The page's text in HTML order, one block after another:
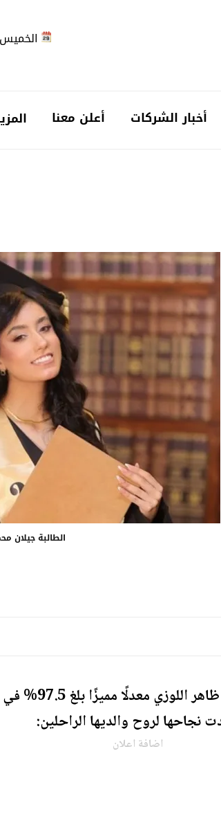
الخميس 2026-
أخبار الشركات أعلن معنا
الطالبة جيلان
لروح والديها الراحلين:
اضافة اعلان